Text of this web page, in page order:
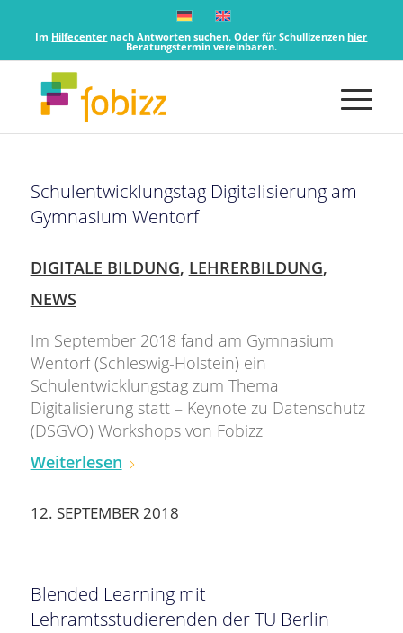
Im Hilfecenter nach Antworten suchen. Oder für Schullizenzenhier
Beratungstermin vereinbaren.
Schulentwicklungstag Digitalisierung am
Gymnasium Wentorf
DIGITALE BILDUNG, LEHRERBILDUNG,
NEWS
Im September 2018 fand am Gymnasium
Wentorf (Schleswig-Holstein) ein
Schulentwicklungstag zum Thema
Digitalisierung statt – Keynote zu Datenschutz
(DSGVO) Workshops von Fobizz
Weiterlesen
12. SEPTEMBER 2018
Blended Learning mit
Lehramtsstudierenden der TU Berlin